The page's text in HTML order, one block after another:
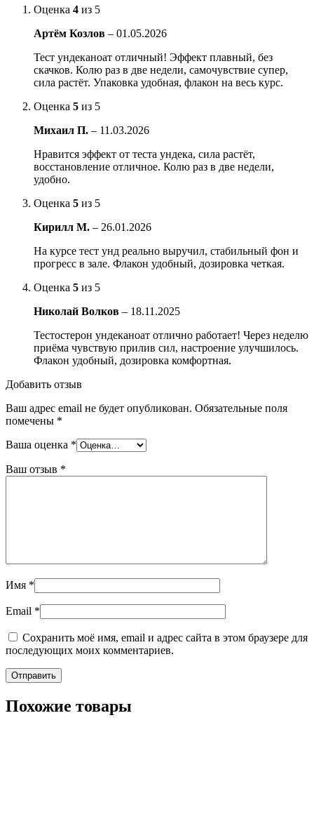
Оценка 4 из 5
Артём Козлов – 01.05.2026
Тест ундеканоат отличный! Эффект плавный, без
скачков. Колю раз в две недели, самочувствие супер,
сила растёт. Упаковка удобная, флакон на весь курс.
Оценка 5 из 5
Михаил П. – 11.03.2026
Нравится эффект от теста ундека, сила растёт,
восстановление отличное. Колю раз в две недели,
удобно.
Оценка 5 из 5
Кирилл М. – 26.01.2026
На курсе тест унд реально выручил, стабильный фон и
прогресс в зале. Флакон удобный, дозировка четкая.
Оценка 5 из 5
Николай Волков – 18.11.2025
Тестостерон ундеканоат отлично работает! Через неделю
приёма чувствую прилив сил, настроение улучшилось.
Флакон удобный, дозировка комфортная.
Добавить отзыв
Ваш адрес email не будет опубликован. Обязательные поля
помечены *
Ваша оценка *
Ваш отзыв *
Имя *
Email *
Сохранить моё имя, email и адрес сайта в этом браузере для
последующих моих комментариев.
Похожие товары